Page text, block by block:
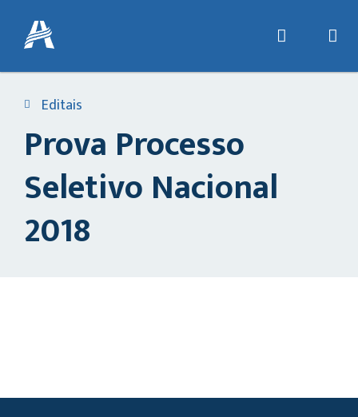
Editais
Prova Processo
Seletivo Nacional
2018